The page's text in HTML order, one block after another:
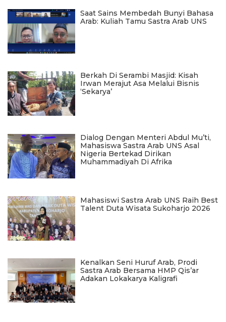
Saat Sains Membedah Bunyi Bahasa
Arab: Kuliah Tamu Sastra Arab UNS
Berkah Di Serambi Masjid: Kisah
Irwan Merajut Asa Melalui Bisnis
‘Sekarya’
Dialog Dengan Menteri Abdul Mu’ti,
Mahasiswa Sastra Arab UNS Asal
Nigeria Bertekad Dirikan
Muhammadiyah Di Afrika
Mahasiswi Sastra Arab UNS Raih Best
Talent Duta Wisata Sukoharjo 2026
Kenalkan Seni Huruf Arab, Prodi
Sastra Arab Bersama HMP Qis’ar
Adakan Lokakarya Kaligrafi